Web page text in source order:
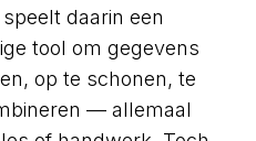
speelt daarin een
tool om gegevens
op te schonen, te
— allemaal